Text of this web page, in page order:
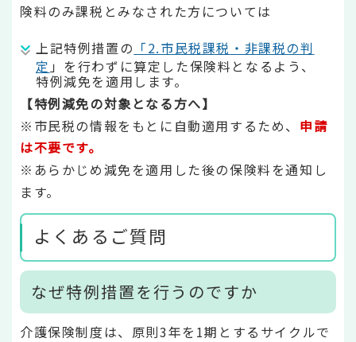
険料のみ課税とみなされた方については
上記特例措置の 「2.市民税課税・非課税の判
定 」を行わずに算定した保険料となるよう、
特例減免を適用します。
【特例減免の対象となる方へ】
※市民税の情報をもとに自動適用するため、 申請
は不要です。
※あらかじめ減免を適用した後の保険料を通知し
ます。
よくあるご質問
なぜ特例措置を行うのですか
介護保険制度は、原則3年を1期とするサイクルで